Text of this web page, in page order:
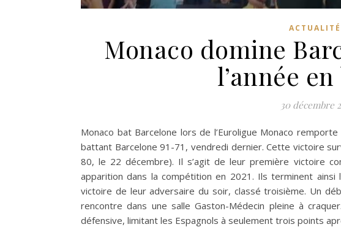
Monaco domine
l’année
30 décembre
Monaco bat Barcelone lors de l’Euroligue Monaco
battant Barcelone 91-71, vendredi dernier. Cette victoire
80, le 22 décembre). Il s’agit de leur première victoire
apparition dans la compétition en 2021. Ils terminent
victoire de leur adversaire du soir, classé troisième. Un
rencontre dans une salle Gaston-Médecin pleine à
défensive, limitant les Espagnols à seulement trois points